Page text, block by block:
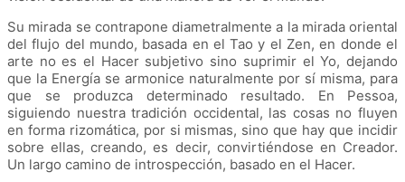
Su mirada se contrapone diametralmente a la mirada oriental
del flujo del mundo, basada en el Tao y el Zen, en donde el
arte no es el Hacer subjetivo sino suprimir el Yo, dejando
que la Energía se armonice naturalmente por sí misma, para
que se produzca determinado resultado. En Pessoa,
siguiendo nuestra tradición occidental, las cosas no fluyen
en forma rizomática, por si mismas, sino que hay que incidir
sobre ellas, creando, es decir, convirtiéndose en Creador.
Un largo camino de introspección, basado en el Hacer.